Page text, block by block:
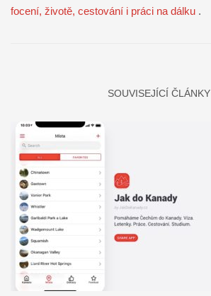
focení, životě, cestování i práci na dálku .
SOUVISEJÍCÍ ČLÁNKY